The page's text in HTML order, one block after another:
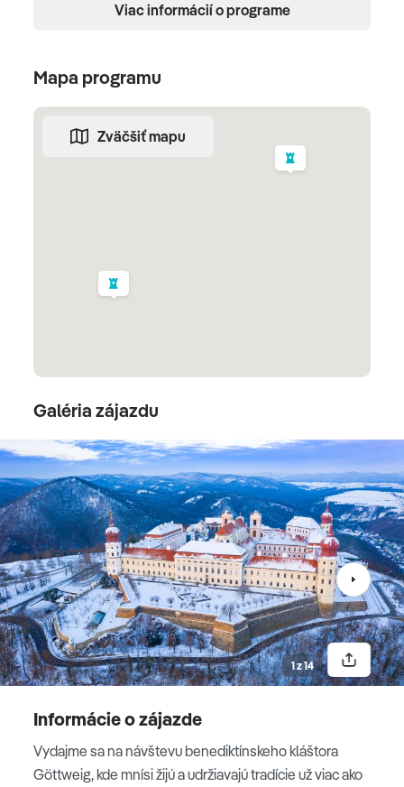
cisárskom trakte, ktoré odhaľuje fascinujúcu minulosť
zámok Grafenegg
veľkolepý vianočný trh. V historických priestoroch
zámku a v nádherne osvetlenom anglickom parku nás
čakajú remeselné výrobky, sviatočné dobroty a pestrý
sprievodný program. Atmosféra zámku, prevoňaná
Grafenegg
Viac informácií o programe
Mapa programu
Zväčšiť mapu
Galéria zájazdu
1 z 14
Informácie o zájazde
Vydajme sa na návštevu benediktínskeho kláštora
Göttweig, kde mnísi žijú a udržiavajú tradície už viac ako